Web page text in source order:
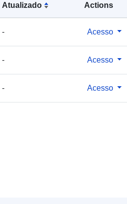
Atualizado Actions
- Acesso
- Acesso
- Acesso
Registo do
July